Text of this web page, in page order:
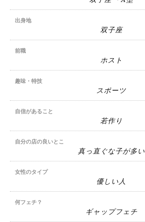
出身地
双子座
前職
ホスト
趣味・特技
スポーツ
自信があること
若作り
自分の店の良いとこ
真っ直ぐな子が多い
女性のタイプ
優しい人
何フェチ？
ギャップフェチ